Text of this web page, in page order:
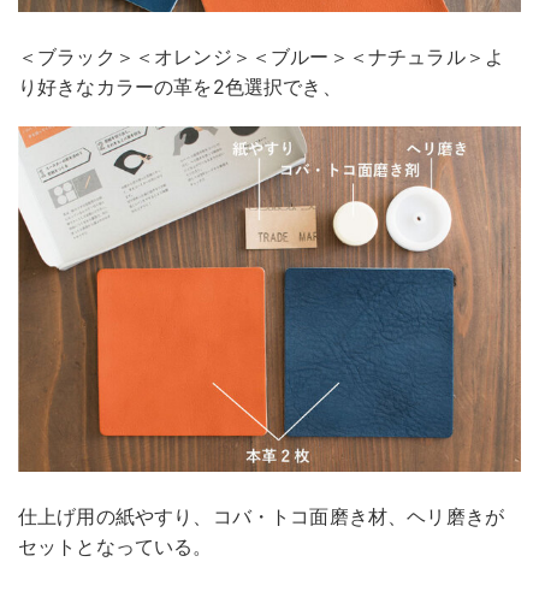
＜ブラック＞＜オレンジ＞＜ブルー＞＜ナチュラル＞よ
り好きなカラーの革を2色選択でき、
仕上げ用の紙やすり、コバ・トコ面磨き材、ヘリ磨きが
セットとなっている。